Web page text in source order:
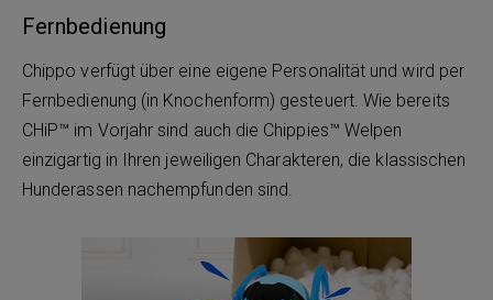
Fernbedienung
Chippo verfügt über eine eigene Personalität und wird per
Fernbedienung (in Knochenform) gesteuert. Wie bereits
CHiP™ im Vorjahr sind auch die Chippies™ Welpen
einzigartig in Ihren jeweiligen Charakteren, die klassischen
Hunderassen nachempfunden sind.